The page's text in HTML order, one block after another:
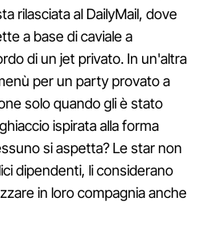
rilasciata al DailyMail, dove
a base di caviale a
di un jet privato. In un'altra
per un party provato a
solo quando gli è stato
ispirata alla forma
si aspetta? Le star non
dipendenti, li considerano
in loro compagnia anche